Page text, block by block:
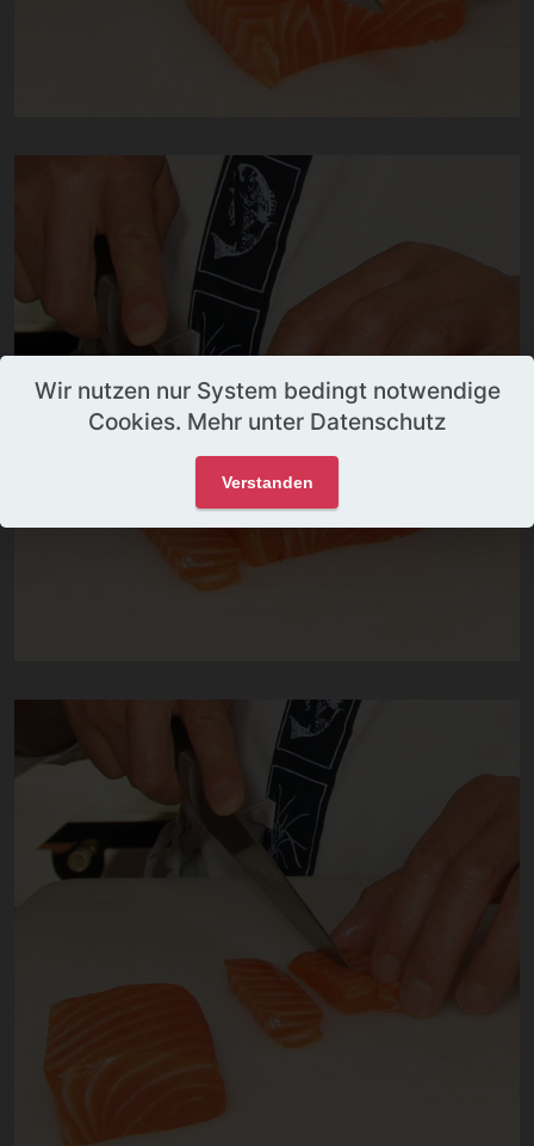
Wir nutzen nur System bedingt notwendige
Cookies. Mehr unter Datenschutz
Verstanden